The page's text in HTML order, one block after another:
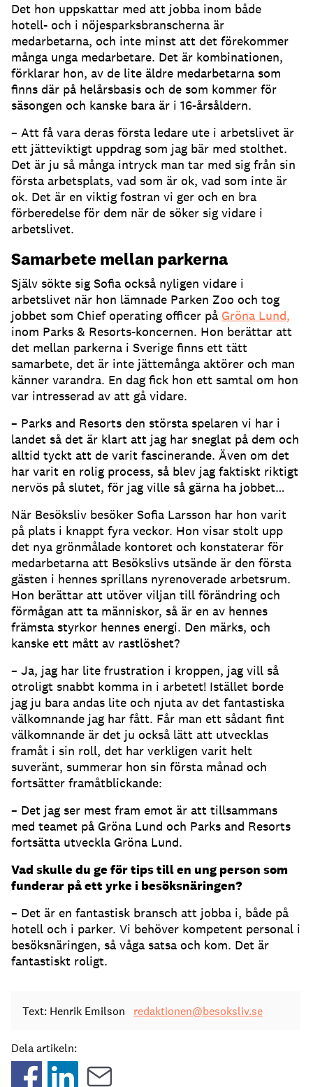
Det hon uppskattar med att jobba inom både
hotell- och i nöjesparksbranscherna är
medarbetarna, och inte minst att det förekommer
många unga medarbetare. Det är kombinationen,
förklarar hon, av de lite äldre medarbetarna som
finns där på helårsbasis och de som kommer för
säsongen och kanske bara är i 16-årsåldern.
– Att få vara deras första ledare ute i arbetslivet är
ett jätteviktigt uppdrag som jag bär med stolthet.
Det är ju så många intryck man tar med sig från sin
första arbetsplats, vad som är ok, vad som inte är
ok. Det är en viktig fostran vi ger och en bra
förberedelse för dem när de söker sig vidare i
arbetslivet.
Samarbete mellan parkerna
Själv sökte sig Sofia också nyligen vidare i
arbetslivet när hon lämnade Parken Zoo och tog
jobbet som Chief operating officer på Gröna Lund,
inom Parks & Resorts-koncernen. Hon berättar att
det mellan parkerna i Sverige finns ett tätt
samarbete, det är inte jättemånga aktörer och man
känner varandra. En dag fick hon ett samtal om hon
var intresserad av att gå vidare.
– Parks and Resorts den största spelaren vi har i
landet så det är klart att jag har sneglat på dem och
alltid tyckt att de varit fascinerande. Även om det
har varit en rolig process, så blev jag faktiskt riktigt
nervös på slutet, för jag ville så gärna ha jobbet…
När Besöksliv besöker Sofia Larsson har hon varit
på plats i knappt fyra veckor. Hon visar stolt upp
det nya grönmålade kontoret och konstaterar för
medarbetarna att Besökslivs utsände är den första
gästen i hennes sprillans nyrenoverade arbetsrum.
Hon berättar att utöver viljan till förändring och
förmågan att ta människor, så är en av hennes
främsta styrkor hennes energi. Den märks, och
kanske ett mått av rastlöshet?
– Ja, jag har lite frustration i kroppen, jag vill så
otroligt snabbt komma in i arbetet! Istället borde
jag ju bara andas lite och njuta av det fantastiska
välkomnande jag har fått. Får man ett sådant fint
välkomnande är det ju också lätt att utvecklas
framåt i sin roll, det har verkligen varit helt
suveränt, summerar hon sin första månad och
fortsätter framåtblickande:
– Det jag ser mest fram emot är att tillsammans
med teamet på Gröna Lund och Parks and Resorts
fortsätta utveckla Gröna Lund.
Vad skulle du ge för tips till en ung person som
funderar på ett yrke i besöksnäringen?
– Det är en fantastisk bransch att jobba i, både på
hotell och i parker. Vi behöver kompetent personal i
besöksnäringen, så våga satsa och kom. Det är
fantastiskt roligt.
Text: Henrik Emilson redaktionen@besoksliv.se
Dela artikeln: